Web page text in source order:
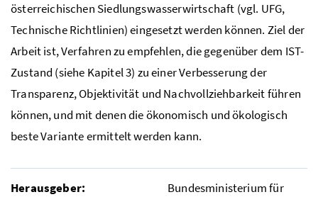
österreichischen Siedlungswasserwirtschaft (vgl. UFG,
Technische Richtlinien) eingesetzt werden können. Ziel der
Arbeit ist, Verfahren zu empfehlen, die gegenüber dem IST-
Zustand (siehe Kapitel 3) zu einer Verbesserung der
Transparenz, Objektivität und Nachvollziehbarkeit führen
können, und mit denen die ökonomisch und ökologisch
beste Variante ermittelt werden kann.
Herausgeber:
Bundesministerium für